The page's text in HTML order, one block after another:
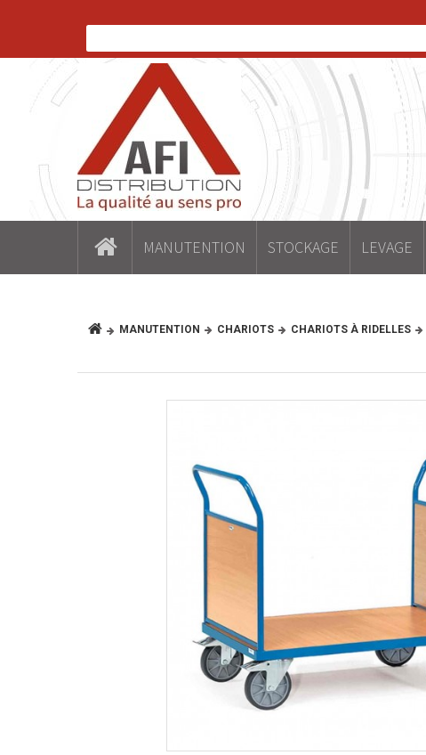
MANUTENTION STOCKAGE LEVAGE
MANUTENTION CHARIOTS CHARIOTS À RIDELLES